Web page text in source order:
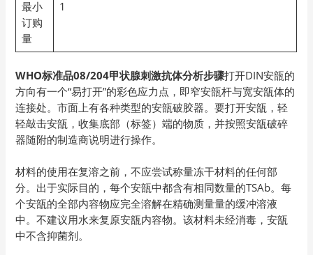
最小
订购
量
1
WHO标准品08/204甲状腺刺激抗体分析步骤打开DIN安瓿的
方向有一个“易打开”的彩色应力点，即窄安瓿杆与宽安瓿体的
连接处。市面上有各种类型的安瓿破胶器。要打开安瓿，轻
轻敲击安瓿，收集底部（标签）端的物质，并按照安瓿破碎
器随附的制造商说明进行操作。
材料的使用在复溶之前，不应尝试称量冻干材料的任何部
分。出于实际目的，每个安瓿中都含有相同数量的TSAb。每
个安瓿的全部内容物应完全溶解在精确测量量的缓冲溶液
中。不建议用水来复原安瓿内容物。该材料未经消毒，安瓿
中不含抑菌剂。